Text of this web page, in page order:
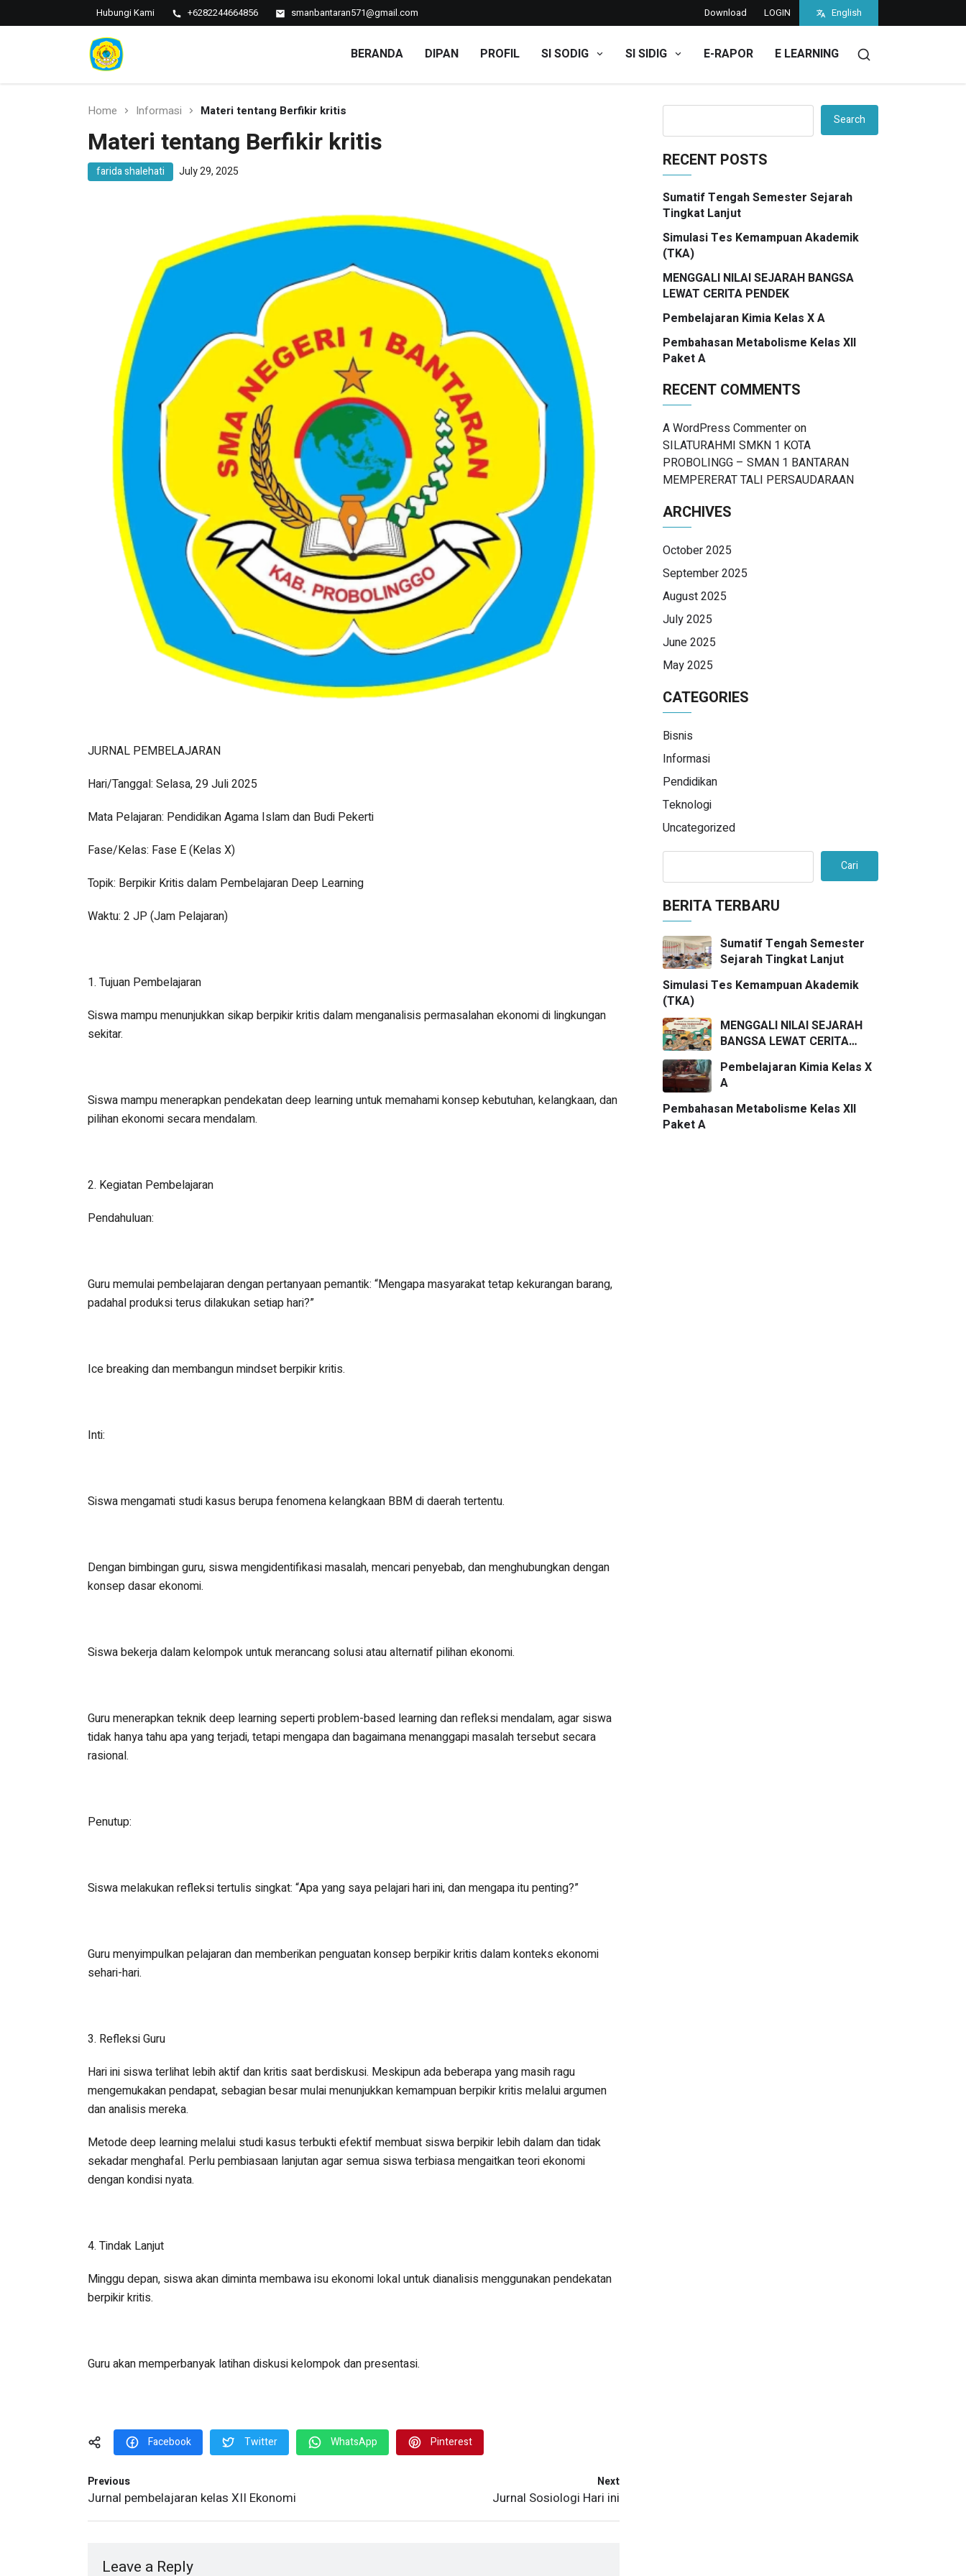
Hubungi Kami +6282244664856 smanbantaran571@gmail.com Download LOGIN English
SMAN 1
Bantaran
SMAN 1
BANTARAN BERANDA DIPAN PROFIL SI SODIG SI SIDIG E-RAPOR E LEARNING
Home Informasi Materi tentang Berfikir kritis
Materi tentang Berfikir kritis
farida shalehati July 29, 2025
JURNAL PEMBELAJARAN
Hari/Tanggal: Selasa, 29 Juli 2025
Mata Pelajaran: Pendidikan Agama Islam dan Budi Pekerti
Fase/Kelas: Fase E (Kelas X)
Topik: Berpikir Kritis dalam Pembelajaran Deep Learning
Waktu: 2 JP (Jam Pelajaran)
1. Tujuan Pembelajaran
Siswa mampu menunjukkan sikap berpikir kritis dalam menganalisis permasalahan ekonomi di lingkungan
sekitar.
Siswa mampu menerapkan pendekatan deep learning untuk memahami konsep kebutuhan, kelangkaan, dan
pilihan ekonomi secara mendalam.
2. Kegiatan Pembelajaran
Pendahuluan:
Guru memulai pembelajaran dengan pertanyaan pemantik: “Mengapa masyarakat tetap kekurangan barang,
padahal produksi terus dilakukan setiap hari?”
Ice breaking dan membangun mindset berpikir kritis.
Inti:
Siswa mengamati studi kasus berupa fenomena kelangkaan BBM di daerah tertentu.
Dengan bimbingan guru, siswa mengidentifikasi masalah, mencari penyebab, dan menghubungkan dengan
konsep dasar ekonomi.
Siswa bekerja dalam kelompok untuk merancang solusi atau alternatif pilihan ekonomi.
Guru menerapkan teknik deep learning seperti problem-based learning dan refleksi mendalam, agar siswa
tidak hanya tahu apa yang terjadi, tetapi mengapa dan bagaimana menanggapi masalah tersebut secara
rasional.
Penutup:
Siswa melakukan refleksi tertulis singkat: “Apa yang saya pelajari hari ini, dan mengapa itu penting?”
Guru menyimpulkan pelajaran dan memberikan penguatan konsep berpikir kritis dalam konteks ekonomi
sehari-hari.
3. Refleksi Guru
Hari ini siswa terlihat lebih aktif dan kritis saat berdiskusi. Meskipun ada beberapa yang masih ragu
mengemukakan pendapat, sebagian besar mulai menunjukkan kemampuan berpikir kritis melalui argumen
dan analisis mereka.
Metode deep learning melalui studi kasus terbukti efektif membuat siswa berpikir lebih dalam dan tidak
sekadar menghafal. Perlu pembiasaan lanjutan agar semua siswa terbiasa mengaitkan teori ekonomi
dengan kondisi nyata.
4. Tindak Lanjut
Minggu depan, siswa akan diminta membawa isu ekonomi lokal untuk dianalisis menggunakan pendekatan
berpikir kritis.
Guru akan memperbanyak latihan diskusi kelompok dan presentasi.
Facebook Twitter WhatsApp Pinterest
Previous
Jurnal pembelajaran kelas XII Ekonomi
Next
Jurnal Sosiologi Hari ini
Leave a Reply
Search
RECENT POSTS
Sumatif Tengah Semester Sejarah
Tingkat Lanjut
Simulasi Tes Kemampuan Akademik
(TKA)
MENGGALI NILAI SEJARAH BANGSA
LEWAT CERITA PENDEK
Pembelajaran Kimia Kelas X A
Pembahasan Metabolisme Kelas XII
Paket A
RECENT COMMENTS
A WordPress Commenteron
SILATURAHMI SMKN 1 KOTA
PROBOLINGG – SMAN 1 BANTARAN
MEMPERERAT TALI PERSAUDARAAN
ARCHIVES
October 2025
September 2025
August 2025
July 2025
June 2025
May 2025
CATEGORIES
Bisnis
Informasi
Pendidikan
Teknologi
Uncategorized
Cari
BERITA TERBARU
Sumatif Tengah Semester
Sejarah Tingkat Lanjut
Simulasi Tes Kemampuan Akademik
(TKA)
MENGGALI NILAI SEJARAH
BANGSA LEWAT CERITA
Pembelajaran Kimia Kelas X
A
Pembahasan Metabolisme Kelas XII
Paket A